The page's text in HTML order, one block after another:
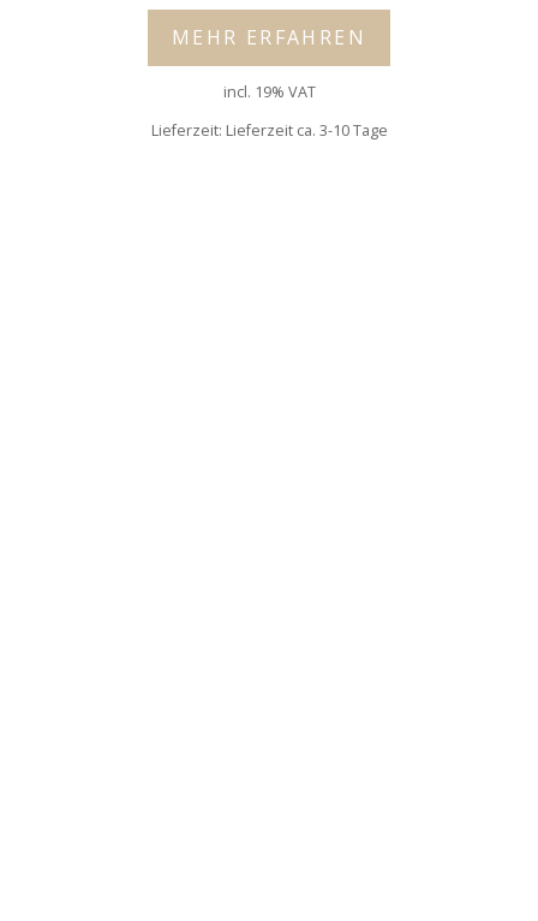
MEHR ERFAHREN
incl. 19% VAT
Lieferzeit: Lieferzeit ca. 3-10 Tage